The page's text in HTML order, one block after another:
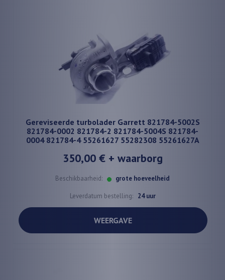
Gereviseerde turbolader Garrett 821784-5002S
821784-0002 821784-2 821784-5004S 821784-
0004 821784-4 55261627 55282308 55261627A
350,00 €+ waarborg
Beschikbaarheid: grote hoeveelheid
Leverdatum bestelling: 24 uur
WEERGAVE